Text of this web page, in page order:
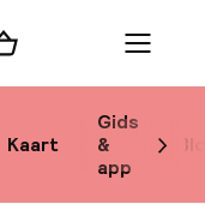
Kaart
Gids
&
app
Winkelmand Menu